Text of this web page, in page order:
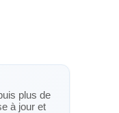
plus de
à jour et